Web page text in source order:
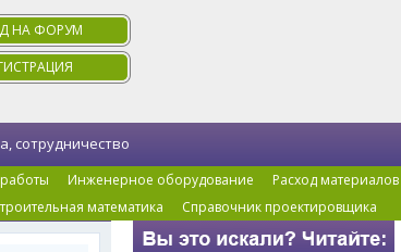
НА ФОРУМ
Инженерное оборудование
Расход материалов
математика Справочник проектировщика
сотрудничество